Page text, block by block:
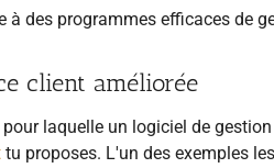
à des programmes efficaces de
client améliorée
laquelle un logiciel de
tu proposes. L'un des exemples